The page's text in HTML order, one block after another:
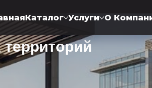
Каталог Услуги О